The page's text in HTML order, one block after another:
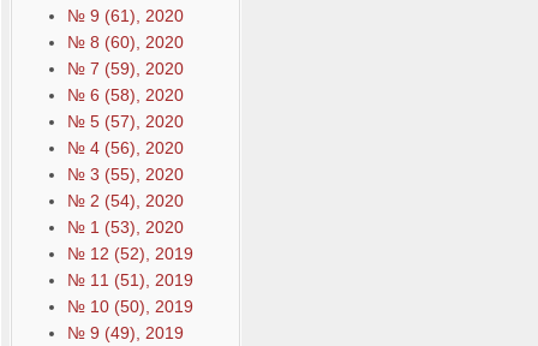
№ 9 (61), 2020
№ 8 (60), 2020
№ 7 (59), 2020
№ 6 (58), 2020
№ 5 (57), 2020
№ 4 (56), 2020
№ 3 (55), 2020
№ 2 (54), 2020
№ 1 (53), 2020
№ 12 (52), 2019
№ 11 (51), 2019
№ 10 (50), 2019
№ 9 (49), 2019